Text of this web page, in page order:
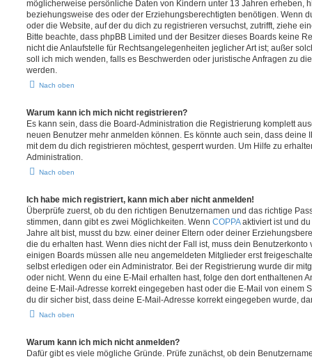
möglicherweise persönliche Daten von Kindern unter 13 Jahren erheben,
beziehungsweise des oder der Erziehungsberechtigten benötigen. Wenn
oder die Website, auf der du dich zu registrieren versuchst, zutrifft, ziehe
Bitte beachte, dass phpBB Limited und der Besitzer dieses Boards keine
nicht die Anlaufstelle für Rechtsangelegenheiten jeglicher Art ist; außer
soll ich mich wenden, falls es Beschwerden oder juristische Anfragen zu
werden.
Nach oben
Warum kann ich mich nicht registrieren?
Es kann sein, dass die Board-Administration die Registrierung komplett
neuen Benutzer mehr anmelden können. Es könnte auch sein, dass deine
mit dem du dich registrieren möchtest, gesperrt wurden. Um Hilfe zu
Administration.
Nach oben
Ich habe mich registriert, kann mich aber nicht anmelden!
Überprüfe zuerst, ob du den richtigen Benutzernamen und das richtige
stimmen, dann gibt es zwei Möglichkeiten. Wenn COPPAaktiviert ist und
Jahre alt bist, musst du bzw. einer deiner Eltern oder deiner
die du erhalten hast. Wenn dies nicht der Fall ist, muss dein
einigen Boards müssen alle neu angemeldeten Mitglieder erst
selbst erledigen oder ein Administrator. Bei der Registrierung wurde dir
oder nicht. Wenn du eine E-Mail erhalten hast, folge den dort enthaltenen
deine E-Mail-Adresse korrekt eingegeben hast oder die E-Mail von einem
du dir sicher bist, dass deine E-Mail-Adresse korrekt eingegeben wurde,
Nach oben
Warum kann ich mich nicht anmelden?
Dafür gibt es viele mögliche Gründe. Prüfe zunächst, ob dein